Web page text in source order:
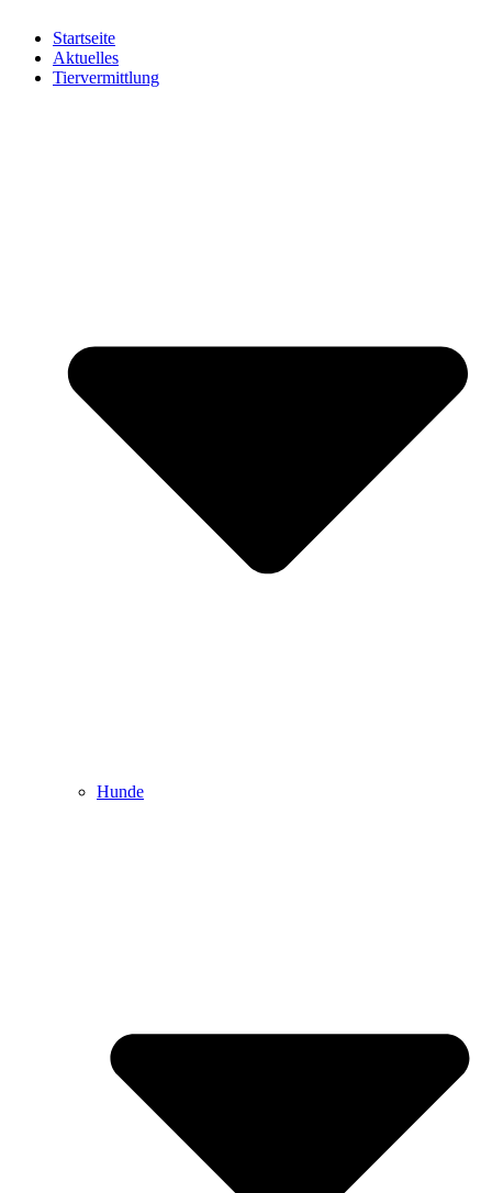
Startseite
Aktuelles
Tiervermittlung
Hunde